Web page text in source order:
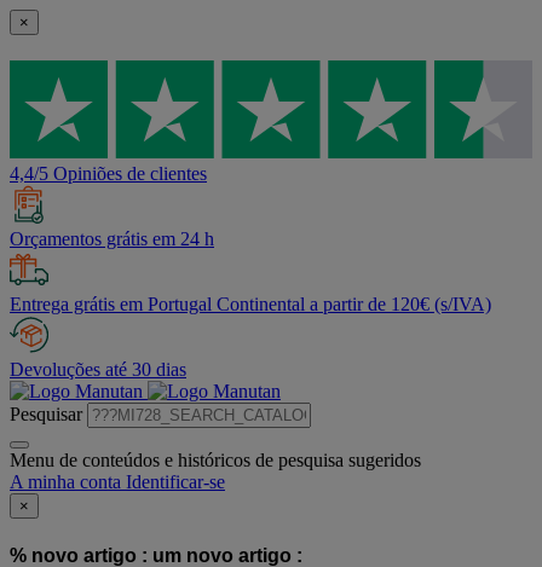
×
4,4/5 Opiniões de clientes
Orçamentos grátis em 24 h
Entrega grátis em Portugal Continental a partir de 120€ (s/IVA)
Devoluções até 30 dias
Pesquisar
Menu de conteúdos e históricos de pesquisa sugeridos
A minha conta Identificar-se
×
% novo artigo : um novo artigo :